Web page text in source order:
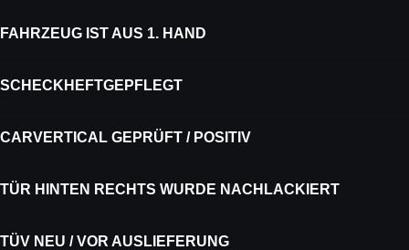
FAHRZEUG IST AUS 1. HAND
SCHECKHEFTGEPFLEGT
CARVERTICAL GEPRÜFT / POSITIV
TÜR HINTEN RECHTS WURDE NACHLACKIERT
TÜV NEU / VOR AUSLIEFERUNG